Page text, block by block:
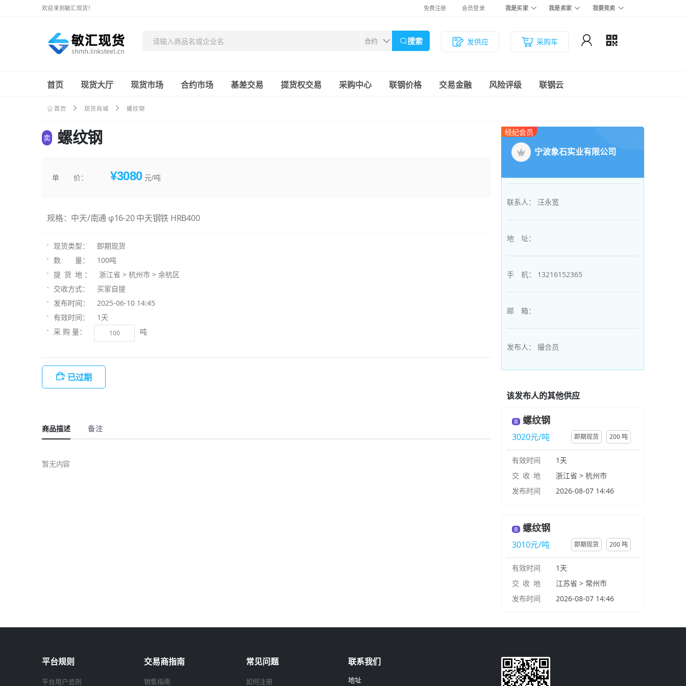
欢迎来到敏汇现货！ 免费注册 会员登录 我是买家 我是卖家 我要竞卖
搜索 发供应 采购车
首页 现货大厅 现货市场 合约市场 基差交易 提货权交易 采购中心 联钢价格 交易金融 风险评级 联钢云
首页 现货商城 螺纹钢
卖 螺纹钢
单 价： ¥3080 元/吨
规格：中天/南通 φ16-20 中天钢铁 HRB400
现货类型： 即期现货
数 量： 100吨
提 货 地 ： 浙江省 > 杭州市 > 余杭区
交收方式： 买家自提
发布时间： 2025-06-10 14:45
有效时间： 1天
采 购 量： 吨
已过期
商品描述 备注
暂无内容
经纪会员
宁波象石实业有限公司
联系人： 汪永宽
地 址：
手 机： 13216152365
邮 箱：
发布人： 撮合员
该发布人的其他供应
卖 螺纹钢
3020元/吨 即期现货 200 吨
有效时间
1天
交 收 地
浙江省 > 杭州市
发布时间
2026-08-07 14:46
卖 螺纹钢
3010元/吨 即期现货 200 吨
有效时间
1天
交 收 地
江苏省 > 常州市
发布时间
2026-08-07 14:46
平台规则
平台用户总则
交易商指南
销售指南
常见问题
如何注册
联系我们
地址